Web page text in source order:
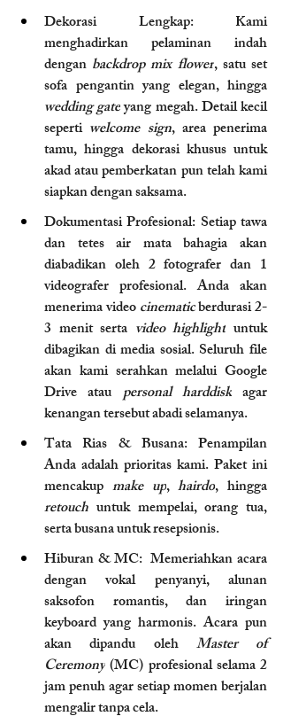
Dekorasi Lengkap: Kami
menghadirkan pelaminan indah
dengan backdrop mix flower, satu set
wedding gate yang megah. Detail kecil
seperti welcome sign, area penerima
tamu, hingga dekorasi khusus untuk
akad atau pemberkatan pun telah kami
siapkan dengan saksama.
Dokumentasi Profesional: Setiap tawa
dan tetes air mata bahagia akan
diabadikan oleh 2 fotografer dan 1
videografer profesional. Anda akan
menerima video cinematic berdurasi 2-
3 menit serta video highlight untuk
dibagikan di media sosial. Seluruh file
akan kami serahkan melalui Google
Drive atau personal harddisk agar
kenangan tersebut abadi selamanya.
Tata Rias & Busana: Penampilan
Anda adalah prioritas kami. Paket ini
mencakup make up, hairdo
retouch untuk mempelai, orang tua,
serta busana untuk resepsionis.
Hiburan & MC:  Memeriahkan acara
dengan vokal penyanyi, alunan
saksofon romantis, dan iringan
keyboard yang harmonis. Acara pun
akan dipandu oleh Master of
Ceremony (MC) profesional selama 2
jam penuh agar setiap momen berjalan
mengalir tanpa cela.